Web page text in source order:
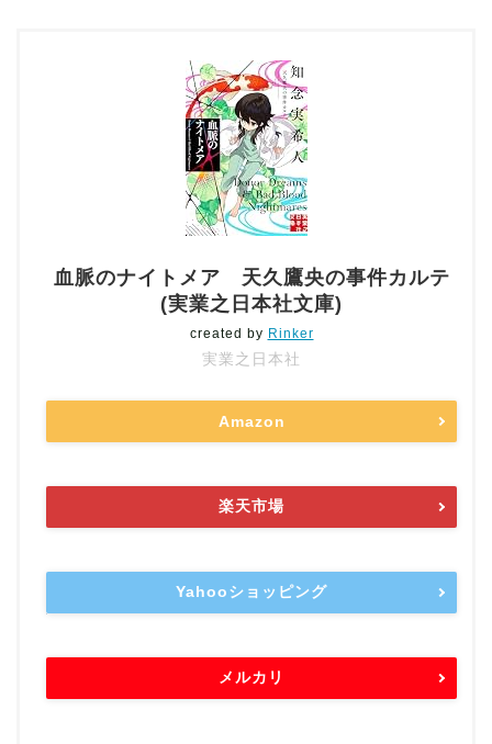
血脈のナイトメア 天久鷹央の事件カルテ
(実業之日本社文庫)
created by Rinker
実業之日本社
Amazon
楽天市場
Yahooショッピング
メルカリ